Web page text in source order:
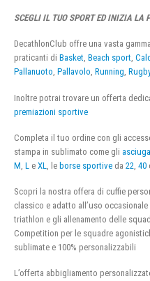
SCEGLI IL TUO SPORT ED INIZIA LA
DecathlonClub offre una vasta
praticanti di Basket, Beach sport,
Pallanuoto, Pallavolo, Running, Rugby
Inoltre potrai trovare un offerta
premiazioni sportive
Completa il tuo ordine con gli
stampa in sublimato come gli
M L e XL , le borse sportive da 22 40
Scopri la nostra offera di cuffie
classico e adatto all’uso
triathlon e gli allenamento delle
Competition per le squadre
sublimate e 100% personalizzabili
L’offerta abbigliamento